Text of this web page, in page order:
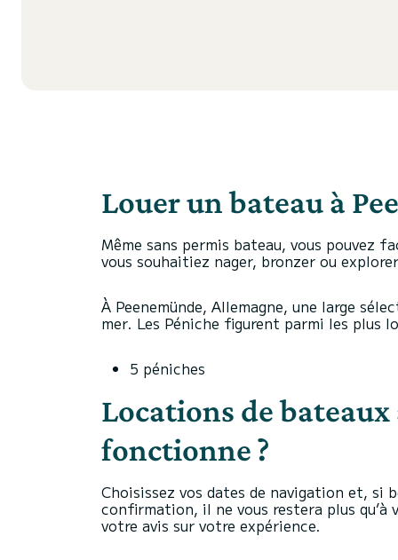
Louer un bateau à
Même sans permis bateau, vous pouvez
vous souhaitiez nager, bronzer ou
À Peenemünde, Allemagne, une large
mer. Les Péniche figurent parmi les plus
5 péniches
Locations de
fonctionne ?
Choisissez vos dates de navigation et, si
confirmation, il ne vous restera plus
votre avis sur votre expérience.